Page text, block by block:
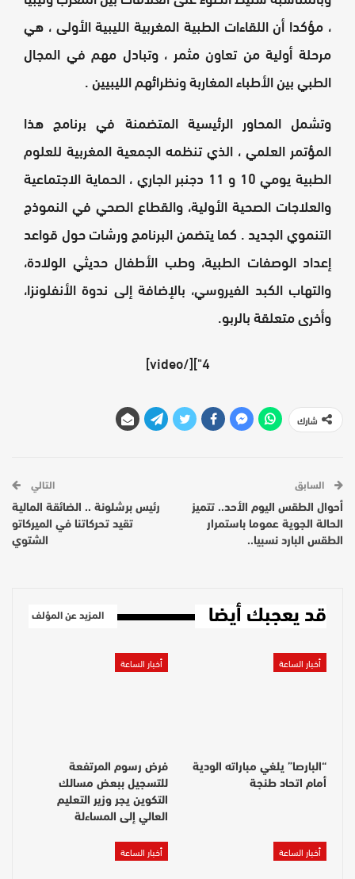
، مؤكدا أن اللقاءات الطبية المغربية الليبية الأولى ، هي
مرحلة أولية من تعاون مثمر ، وتبادل مهم في المجال
الطبي بين الأطباء المغاربة ونظرائهم الليبيين .
وتشمل المحاور الرئيسية المتضمنة في برنامج هذا
المؤتمر العلمي ، الذي تنظمه الجمعية المغربية للعلوم
الطبية يومي 10 و 11 دجنبر الجاري ، الحماية الاجتماعية
والعلاجات الصحية الأولية، والقطاع الصحي في النموذج
التنموي الجديد . كما يتضمن البرنامج ورشات حول قواعد
إعداد الوصفات الطبية، وطب الأطفال حديثي الولادة،
والتهاب الكبد الفيروسي، بالإضافة إلى ندوة الأنفلونزا،
وأخرى متعلقة بالربو.
4"][/video]
شارك
السابق
أحوال الطقس اليوم الأحد.. تتميز
الحالة الجوية عموما باستمرار
الطقس البارد نسبيا..
التالي
رئيس برشلونة .. الضائقة المالية
تقيد تحركاتنا في الميركاتو
الشتوي
قد يعجبك أيضا المزيد عن المؤلف
أخبار الساعة
“البارصا” يلغي مباراته الودية
أمام اتحاد طنجة
أخبار الساعة
فرض رسوم المرتفعة
للتسجيل ببعض مسالك
التكوين يجر وزير التعليم
العالي إلى المساءلة
أخبار الساعة أخبار الساعة